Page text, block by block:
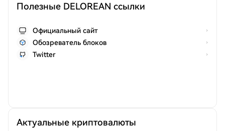
Полезные DELOREAN ссылки
Официальный сайт
Обозреватель блоков
Twitter
Актуальные криптовалюты